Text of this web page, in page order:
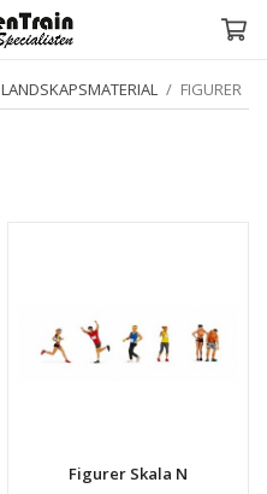
LANDSKAPSMATERIAL / FIGURER
Figurer Skala N